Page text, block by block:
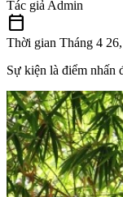
Tác giả Admin
calendar_today
Thời gian Tháng 4
Sự kiện là điểm nhấn